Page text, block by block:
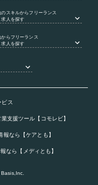
のスキルからフリーランス
求人を探す
からフリーランス
求人を探す
ビス
支援ツール【コモレビ】
なら【ケアとも】
なら【メディとも】